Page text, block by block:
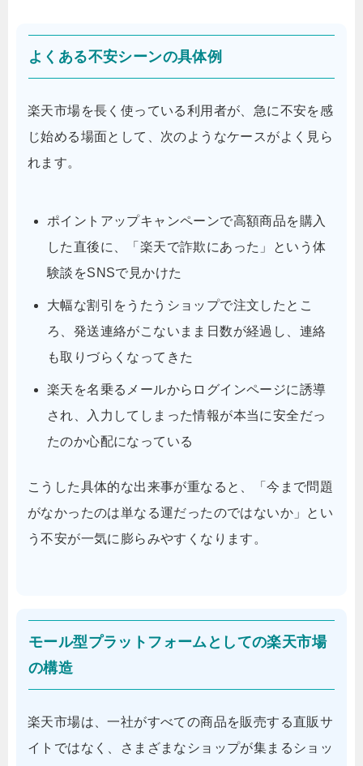
よくある不安シーンの具体例
楽天市場を長く使っている利用者が、急に不安を感
じ始める場面として、次のようなケースがよく見ら
れます。
ポイントアップキャンペーンで高額商品を購入
した直後に、「楽天で詐欺にあった」という体
験談をSNSで見かけた
大幅な割引をうたうショップで注文したとこ
ろ、発送連絡がこないまま日数が経過し、連絡
も取りづらくなってきた
楽天を名乗るメールからログインページに誘導
され、入力してしまった情報が本当に安全だっ
たのか心配になっている
こうした具体的な出来事が重なると、「今まで問題
がなかったのは単なる運だったのではないか」とい
う不安が一気に膨らみやすくなります。
モール型プラットフォームとしての楽天市場
の構造
楽天市場は、一社がすべての商品を販売する直販サ
イトではなく、さまざまなショップが集まるショッ